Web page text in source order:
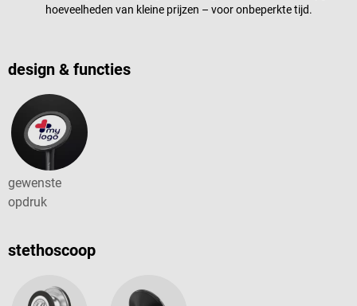
hoeveelheden van kleine prijzen – voor onbeperkte tijd.
design & functies
gewenste
opdruk
stethoscoop